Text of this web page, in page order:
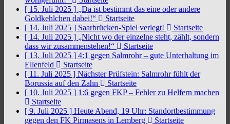
[ 15. Juli 2025 ] „Da ist bestimmt das eine oder andere
Goldkehlchen dabei!“
Startseite
[ 14. Juli 2025 ] Saarbrücken-Spiel verlegt!
Startseite
[ 14. Juli 2025 ] „Nicht wo der einzelne steht, zählt, sondern
dass wir zusammenstehen!“
Startseite
[ 13. Juli 2025 ] 4:1 gegen Salmrohr – gute Unterhaltung im
Ellenfeld
Startseite
[ 11. Juli 2025 ] Nächster Prüfstein: Salmrohr fühlt der
Borussia auf den Zahn
Startseite
[ 10. Juli 2025 ] 1:6 gegen FKP – Fehler zu Helfern machen
Startseite
[ 9. Juli 2025 ] Heute Abend, 19 Uhr: Standortbestimmung
gegen den FK Pirmasens in Lemberg
Startseite